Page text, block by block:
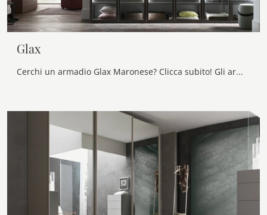
Glax
Cerchi un armadio Glax Maronese? Clicca subito! Gli armadi a muro con ante battenti ti attendono.